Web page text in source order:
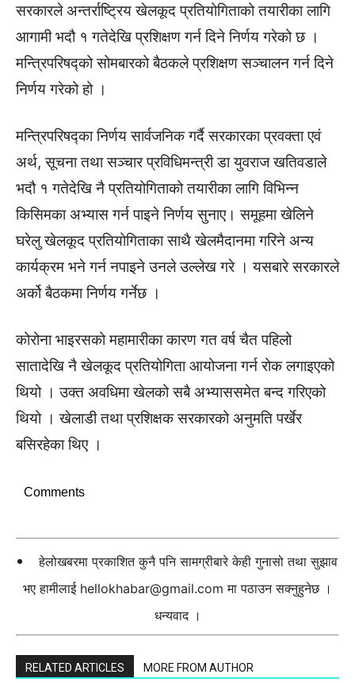
सरकारले अन्तर्राष्ट्रिय खेलकूद प्रतियोगिताको तयारीका लागि
आगामी भदौ १ गतेदेखि प्रशिक्षण गर्न दिने निर्णय गरेको छ ।
मन्त्रिपरिषद्को सोमबारको बैठकले प्रशिक्षण सञ्चालन गर्न दिने
निर्णय गरेको हो ।
मन्त्रिपरिषद्का निर्णय सार्वजनिक गर्दै सरकारका प्रवक्ता एवं
अर्थ, सूचना तथा सञ्चार प्रविधिमन्त्री डा युवराज खतिवडाले
भदौ १ गतेदेखि नै प्रतियोगिताको तयारीका लागि विभिन्न
किसिमका अभ्यास गर्न पाइने निर्णय सुनाए। समूहमा खेलिने
घरेलु खेलकूद प्रतियोगिताका साथै खेलमैदानमा गरिने अन्य
कार्यक्रम भने गर्न नपाइने उनले उल्लेख गरे । यसबारे सरकारले
अर्को बैठकमा निर्णय गर्नेछ ।
कोरोना भाइरसको महामारीका कारण गत वर्ष चैत पहिलो
सातादेखि नै खेलकूद प्रतियोगिता आयोजना गर्न रोक लगाइएको
थियो । उक्त अवधिमा खेलको सबै अभ्याससमेत बन्द गरिएको
थियो । खेलाडी तथा प्रशिक्षक सरकारको अनुमति पर्खेर
बसिरहेका थिए ।
Comments
हेलोखबरमा प्रकाशित कुनै पनि सामग्रीबारे केही गुनासो तथा सुझाव
भए हामीलाई hellokhabar@gmail.com मा पठाउन सक्नुहुनेछ ।
धन्यवाद ।
RELATED ARTICLES MORE FROM AUTHOR